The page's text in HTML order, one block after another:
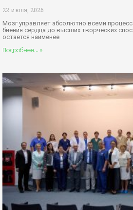
22 июля, 2026
Мозг управляет абсолютно всеми
биения сердца до высших творческих
остается наименее
Подробнее... »